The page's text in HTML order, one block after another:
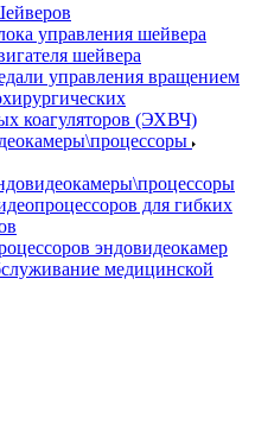
управления шейвера
шейвера
управления вращением
коагуляторов (ЭХВЧ)
для гибких
эндовидеокамер
медицинской